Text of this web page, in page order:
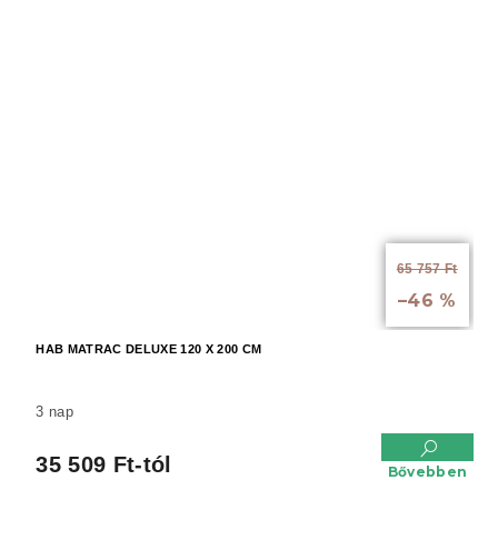
65 757 Ft
–46 %
HAB MATRAC DELUXE 120 X 200 CM
3 nap
35 509 Ft-tól Bővebben